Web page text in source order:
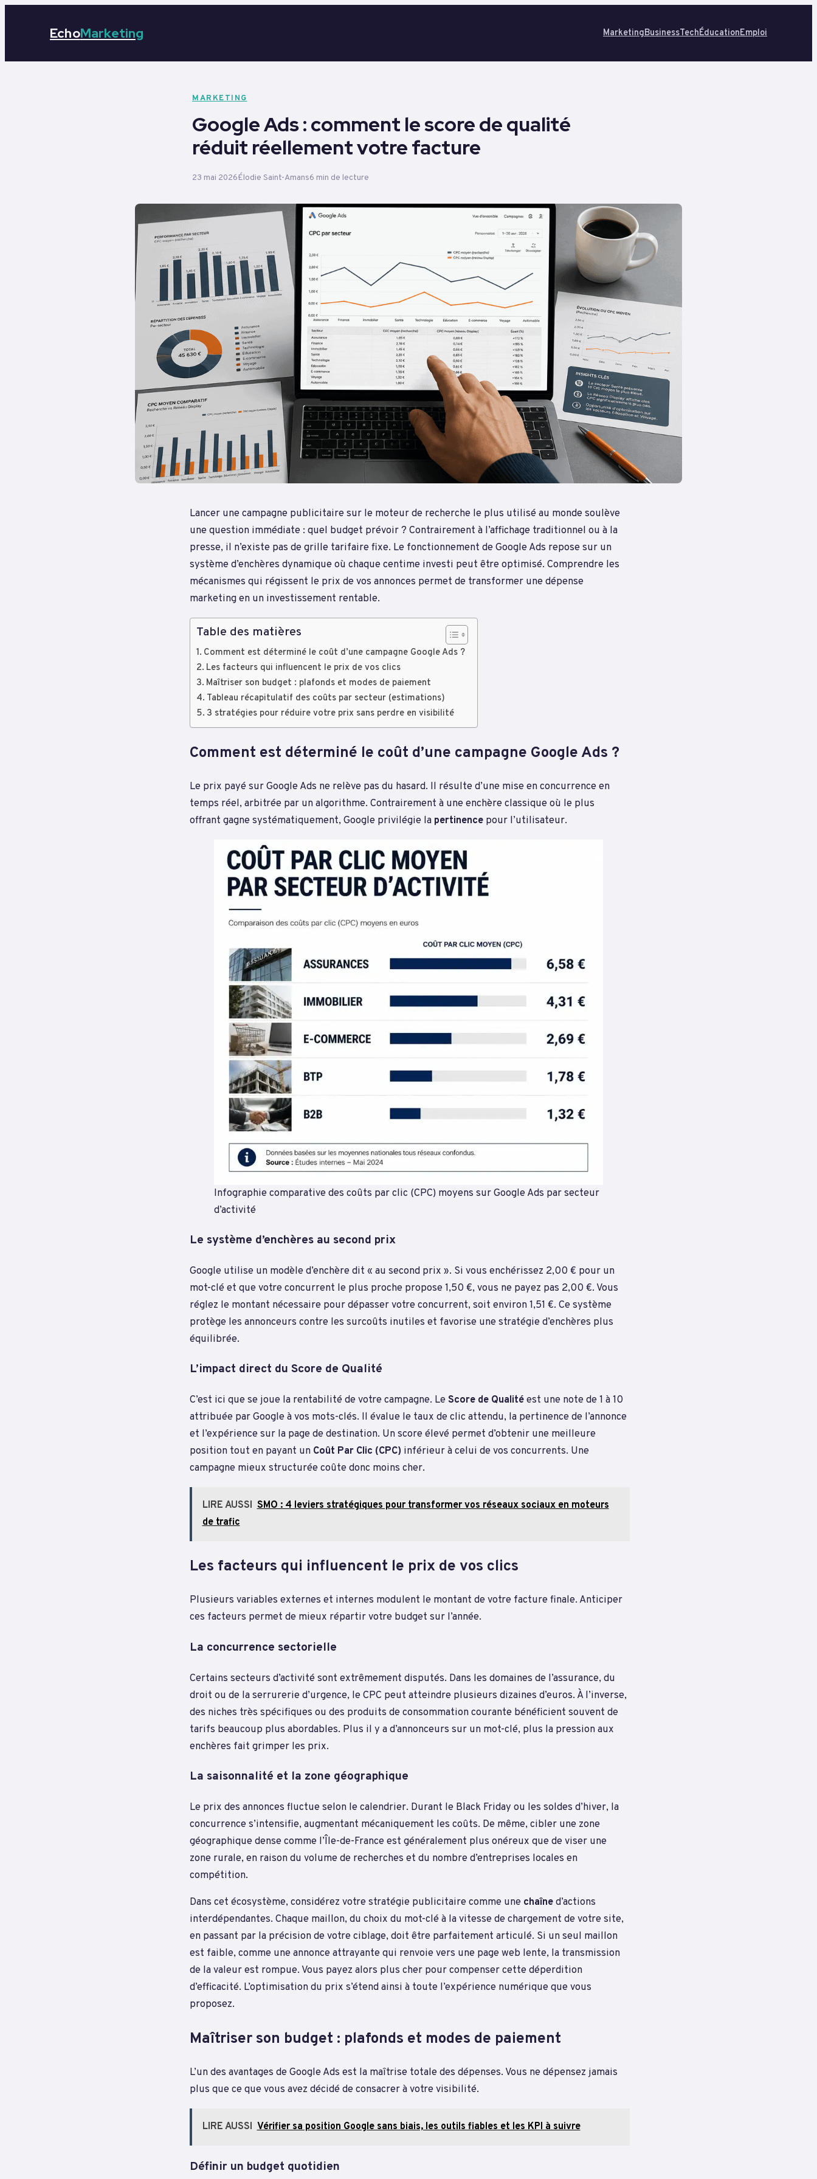
EchoMarketing MarketingBusinessTechÉducationEmploi
MARKETING
Google Ads : comment le score de qualité
réduit réellement votre facture
23 mai 2026Élodie Saint-Amans6 min de lecture
Lancer une campagne publicitaire sur le moteur de recherche le plus utilisé au monde soulève
une question immédiate : quel budget prévoir ? Contrairement à l’affichage traditionnel ou à la
presse, il n’existe pas de grille tarifaire fixe. Le fonctionnement de Google Ads repose sur un
système d’enchères dynamique où chaque centime investi peut être optimisé. Comprendre les
mécanismes qui régissent le prix de vos annonces permet de transformer une dépense
marketing en un investissement rentable.
Table des matières
Comment est déterminé le coût d’une campagne Google Ads ?
Les facteurs qui influencent le prix de vos clics
Maîtriser son budget : plafonds et modes de paiement
Tableau récapitulatif des coûts par secteur (estimations)
3 stratégies pour réduire votre prix sans perdre en visibilité
Comment est déterminé le coût d’une campagne Google Ads ?
Le prix payé sur Google Ads ne relève pas du hasard. Il résulte d’une mise en concurrence en
temps réel, arbitrée par un algorithme. Contrairement à une enchère classique où le plus
offrant gagne systématiquement, Google privilégie la pertinence pour l’utilisateur.
Infographie comparative des coûts par clic (CPC) moyens sur Google Ads par secteur
d’activité
Le système d’enchères au second prix
Google utilise un modèle d’enchère dit « au second prix ». Si vous enchérissez 2,00 € pour un
mot-clé et que votre concurrent le plus proche propose 1,50 €, vous ne payez pas 2,00 €. Vous
réglez le montant nécessaire pour dépasser votre concurrent, soit environ 1,51 €. Ce système
protège les annonceurs contre les surcoûts inutiles et favorise une stratégie d’enchères plus
équilibrée.
L’impact direct du Score de Qualité
C’est ici que se joue la rentabilité de votre campagne. LeScore de Qualitéest une note de 1 à 10
attribuée par Google à vos mots-clés. Il évalue le taux de clic attendu, la pertinence de l’annonce
et l’expérience sur la page de destination. Un score élevé permet d’obtenir une meilleure
position tout en payant un Coût Par Clic (CPC) inférieur à celui de vos concurrents. Une
campagne mieux structurée coûte donc moins cher.
LIRE AUSSI SMO : 4 leviers stratégiques pour transformer vos réseaux sociaux en moteurs
de trafic
Les facteurs qui influencent le prix de vos clics
Plusieurs variables externes et internes modulent le montant de votre facture finale. Anticiper
ces facteurs permet de mieux répartir votre budget sur l’année.
La concurrence sectorielle
Certains secteurs d’activité sont extrêmement disputés. Dans les domaines de l’assurance, du
droit ou de la serrurerie d’urgence, le CPC peut atteindre plusieurs dizaines d’euros. À l’inverse,
des niches très spécifiques ou des produits de consommation courante bénéficient souvent de
tarifs beaucoup plus abordables. Plus il y a d’annonceurs sur un mot-clé, plus la pression aux
enchères fait grimper les prix.
La saisonnalité et la zone géographique
Le prix des annonces fluctue selon le calendrier. Durant le Black Friday ou les soldes d’hiver, la
concurrence s’intensifie, augmentant mécaniquement les coûts. De même, cibler une zone
géographique dense comme l’Île-de-France est généralement plus onéreux que de viser une
zone rurale, en raison du volume de recherches et du nombre d’entreprises locales en
compétition.
Dans cet écosystème, considérez votre stratégie publicitaire comme une chaîned’actions
interdépendantes. Chaque maillon, du choix du mot-clé à la vitesse de chargement de votre site,
en passant par la précision de votre ciblage, doit être parfaitement articulé. Si un seul maillon
est faible, comme une annonce attrayante qui renvoie vers une page web lente, la transmission
de la valeur est rompue. Vous payez alors plus cher pour compenser cette déperdition
d’efficacité. L’optimisation du prix s’étend ainsi à toute l’expérience numérique que vous
proposez.
Maîtriser son budget : plafonds et modes de paiement
L’un des avantages de Google Ads est la maîtrise totale des dépenses. Vous ne dépensez jamais
plus que ce que vous avez décidé de consacrer à votre visibilité.
LIRE AUSSI Vérifier sa position Google sans biais, les outils fiables et les KPI à suivre
Définir un budget quotidien